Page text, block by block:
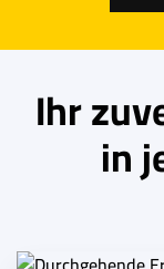
Ihr
in